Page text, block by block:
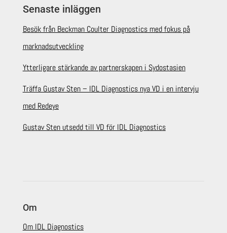
Senaste inläggen
Besök från Beckman Coulter Diagnostics med fokus på
marknadsutveckling
Ytterligare stärkande av partnerskapen i Sydostasien
Träffa Gustav Sten – IDL Diagnostics nya VD i en intervju
med Redeye
Gustav Sten utsedd till VD för IDL Diagnostics
Om
Om IDL Diagnostics